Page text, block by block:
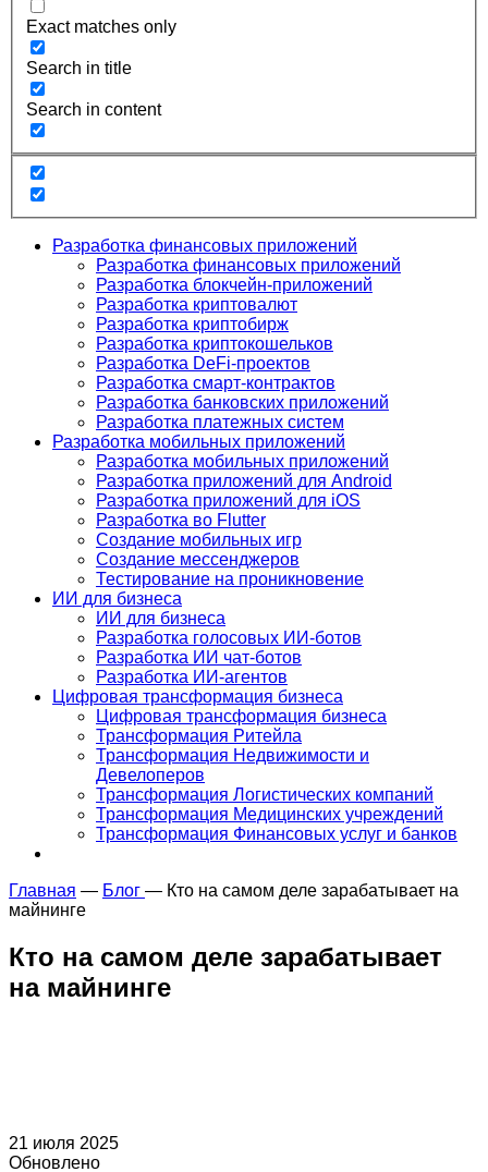
Exact matches only
Search in title
Search in content
Разработка финансовых приложений
Разработка финансовых приложений
Разработка блокчейн-приложений
Разработка криптовалют
Разработка криптобирж
Разработка криптокошельков
Разработка DeFi-проектов
Разработка смарт-контрактов
Разработка банковских приложений
Разработка платежных систем
Разработка мобильных приложений
Разработка мобильных приложений
Разработка приложений для Android
Разработка приложений для iOS
Разработка во Flutter
Создание мобильных игр
Создание мессенджеров
Тестирование на проникновение
ИИ для бизнеса
ИИ для бизнеса
Разработка голосовых ИИ-ботов
Разработка ИИ чат-ботов
Разработка ИИ-агентов
Цифровая трансформация бизнеса
Цифровая трансформация бизнеса
Трансформация Ритейла
Трансформация Недвижимости и
Девелоперов
Трансформация Логистических компаний
Трансформация Медицинских учреждений
Трансформация Финансовых услуг и банков
Главная — Блог — Кто на самом деле зарабатывает на
майнинге
Кто на самом деле зарабатывает
на майнинге
21 июля 2025
Обновлено